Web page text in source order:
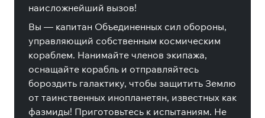
наисложнейший вызов!
Вы — капитан Объединенных сил обороны,
управляющий собственным космическим
кораблем. Нанимайте членов экипажа,
оснащайте корабль и отправляйтесь
бороздить галактику, чтобы защитить Землю
от таинственных инопланетян, известных как
фазмиды! Приготовьтесь к испытаниям. Не